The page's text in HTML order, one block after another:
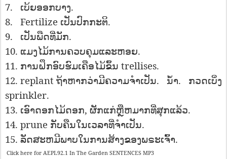
7. ເບ້ຍ​ອອກ​ບາງ​.
8. Fertilize ເປັນ​ປົກ​ກະ​ຕິ​.
9. ເປັນ​ພືດ​ທີ່​ມັກ​.
10. ແມງ​ໄມ້​ການ​ຄວບ​ຄຸມ​ແລະ​ຫອຍ​.
11. ການ​ຝຶກ​ອົບ​ຮົມ​ເຄືອ​ໄມ້​ຂຶ້ນ trellises.
12. replant ຖ້າ​ຫາກ​ວ່າ​ມີ​ຄວາມ​ຈໍາ​ເປັນ​. ນ​້​ໍ​າ​. ກວດ​ເບິ່ງ
sprinkler.
13. ເອົາ​ດອກ​ໄມ້​ດອກ​, ຜັກ​ແກ່​ຫຼື​ຫມາກ​ທີ່​ສຸກ​ແລ້ວ​.
14. prune ກັບ​ຄືນ​ໃນ​ເວ​ລາ​ທີ່​ຈໍາ​ເປັນ​.
15. ລັດ​ສະ​ຫມີ​ພາບ​ໃນ​ການ​ສ້າງ​ຂອງ​ພຣະ​ເຈົ້າ​.
Click here for AEPL92.1 In The Garden SENTENCES MP3